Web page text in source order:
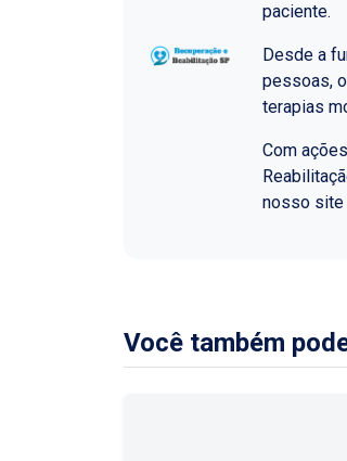
paciente.
Desde a
pessoas,
terapias
Com
nosso site
Você também